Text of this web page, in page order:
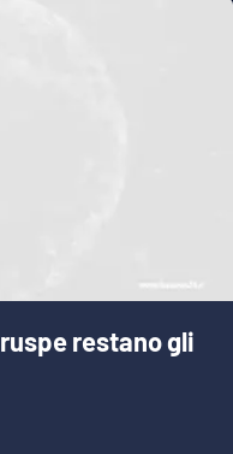
restano gli